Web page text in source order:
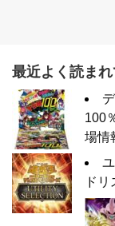
最近よく読ま
100
場情
ド